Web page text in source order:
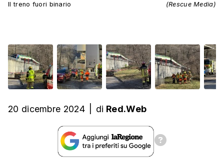
Il treno fuori binario (Rescue Media)
20 dicembre 2024 di Red.Web